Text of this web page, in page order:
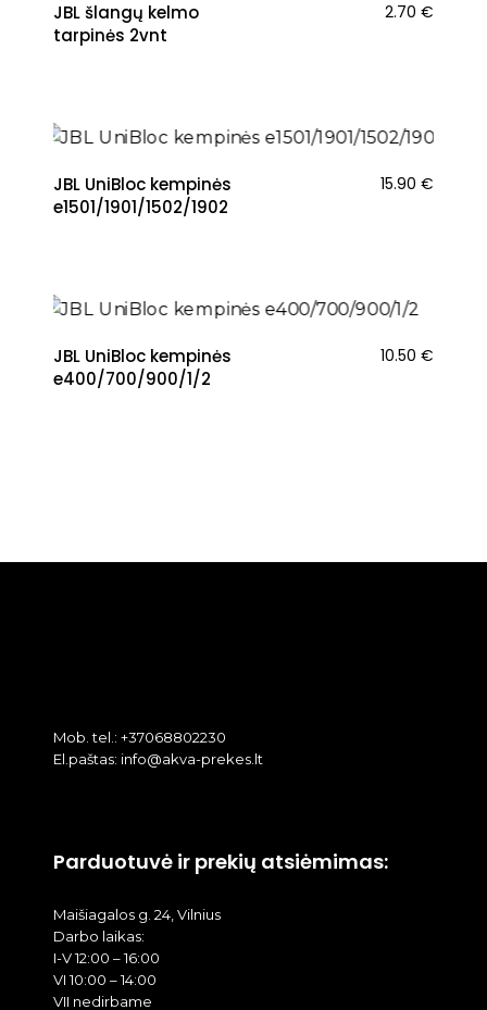
JBL šlangų kelmo
tarpinės 2vnt
2.70 €
JBL UniBloc kempinės
e1501/1901/1502/1902
15.90 €
JBL UniBloc kempinės
e400/700/900/1/2
10.50 €
Mob. tel.: +37068802230
El.paštas: info@akva-prekes.lt
Parduotuvė ir prekių atsiėmimas:
Maišiagalos g. 24, Vilnius
Darbo laikas:
I-V 12:00 – 16:00
VI 10:00 – 14:00
VII nedirbame